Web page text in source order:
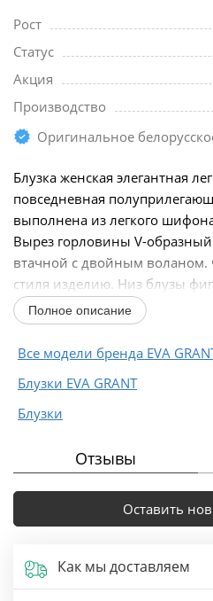
Рост
Статус
Акция
Производство
Оригинальное
Блузка женская элегантная
повседневная
выполнена из легкого
Вырез горловины V-образный
втачной с двойным воланом.
стиля изделию. Низ блузы
Полное описание
Все модели бренда EVA
Блузки EVA GRANT
Блузки
Отзывы
Оставить
Как мы доставляем